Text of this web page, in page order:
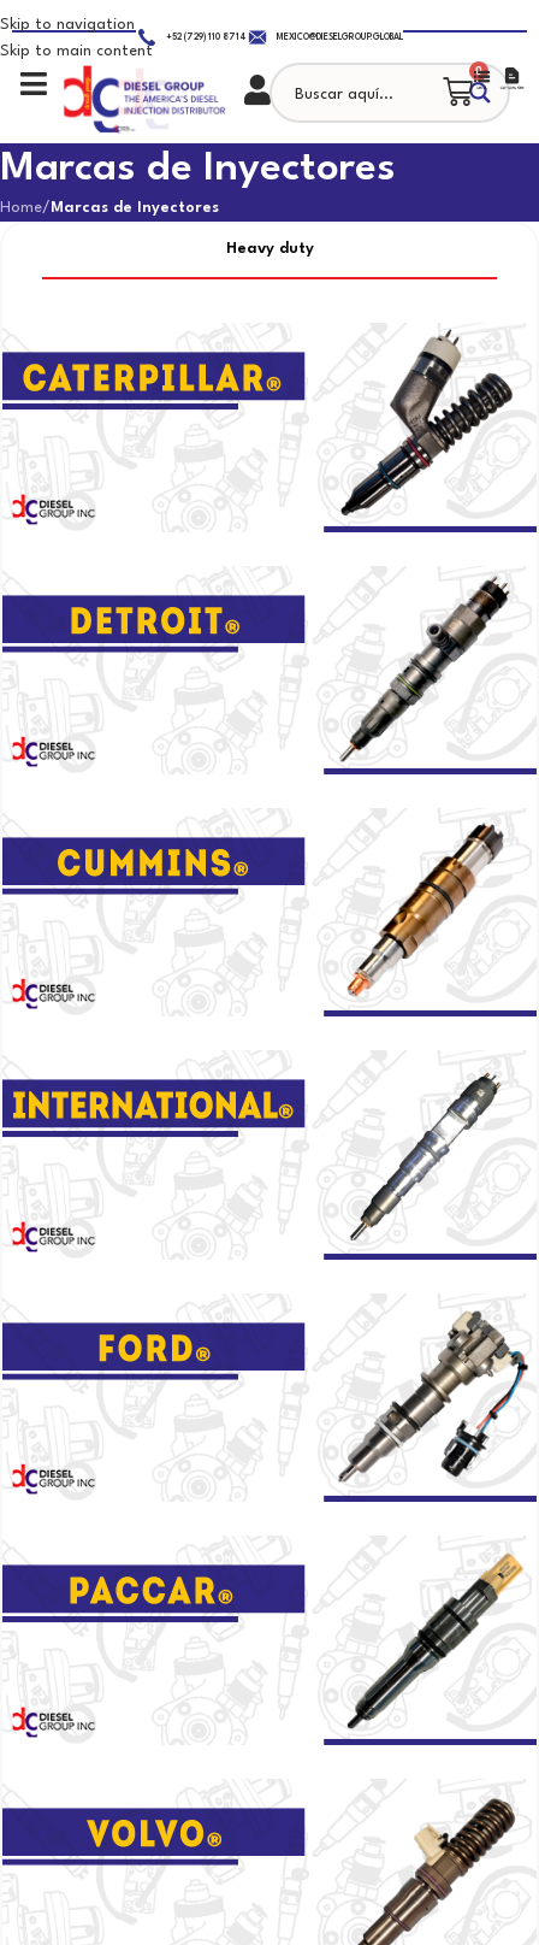
Skip to navigation
Skip to main content
+52 (729) 110 8714 MEXICO@DIESELGROUP.GLOBAL
0
Marcas de Inyectores
Home/ Marcas de Inyectores
Heavy duty